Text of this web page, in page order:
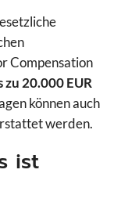
Compensation
20.000 EUR
können auch
werden.
ist